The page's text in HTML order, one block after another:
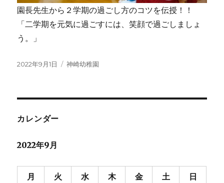
園長先生から２学期の過ごし方のコツを伝授！！
「二学期を元気に過ごすには、笑顔で過ごしましょ
う。」
投
2022年9月1日
カ
神崎幼稚園
カレンダー
2022年9月
月 火 水 木 金 土 日